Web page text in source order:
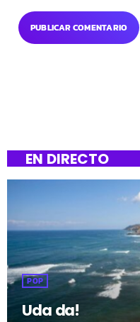
EN DIRECTO
POP
Uda da!